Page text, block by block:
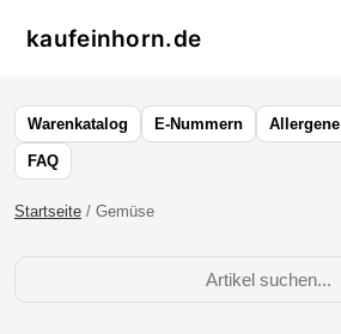
kaufeinhorn.de
Warenkatalog E-Nummern Allergene
FAQ
Startseite / Gemüse